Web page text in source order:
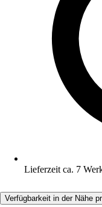
Lieferzeit ca. 7
Verfügbarkeit in der Nähe